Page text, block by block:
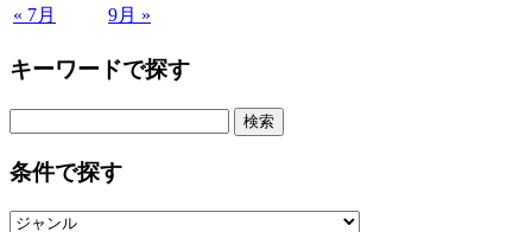
« 7月 9月 »
キーワードで探す
条件で探す